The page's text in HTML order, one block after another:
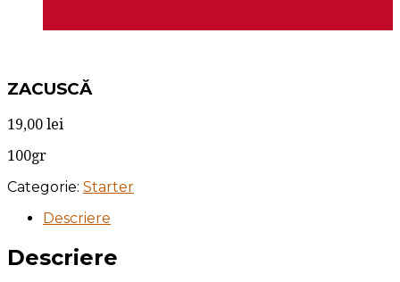
ZACUSCĂ
19,00 lei
100gr
Categorie: Starter
Descriere
Descriere